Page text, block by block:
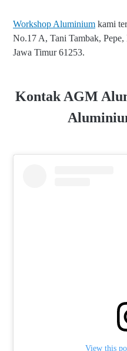
Workshop Aluminium kami
No.17 A, Tani Tambak,
Jawa Timur 61253.
Kontak AGM
View this